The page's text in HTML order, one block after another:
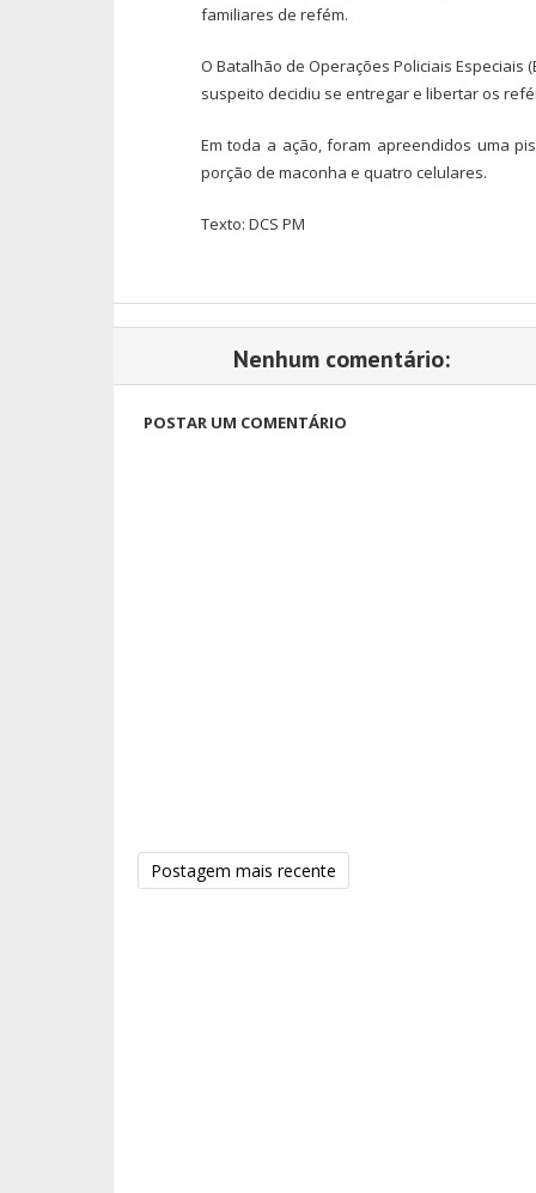
familiares de refém.
O Batalhão de Operações Policiais Especiais
suspeito decidiu se entregar e libertar os
Em toda a ação, foram apreendidos uma
porção de maconha e quatro celulares.
Texto: DCS PM
Nenhum comentário:
POSTAR UM COMENTÁRIO
Postagem mais recente